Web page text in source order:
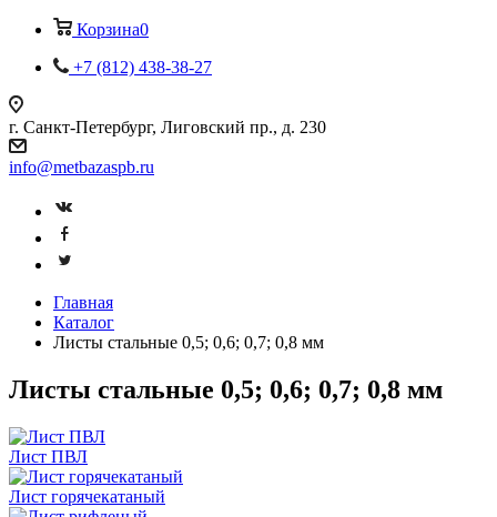
Корзина0
+7 (812) 438-38-27
г. Санкт-Петербург, Лиговский пр., д. 230
info@metbazaspb.ru
Главная
Каталог
Листы стальные 0,5; 0,6; 0,7; 0,8 мм
Листы стальные 0,5; 0,6; 0,7; 0,8 мм
Лист ПВЛ
Лист горячекатаный